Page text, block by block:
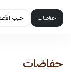
حفاضات حليب
حفاضات